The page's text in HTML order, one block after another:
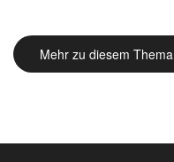
Mehr zu diesem Thema